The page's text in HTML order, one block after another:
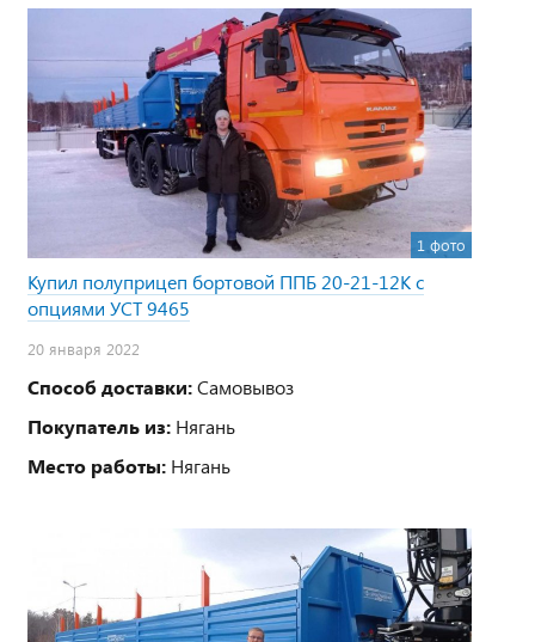
1 фото
Купил полуприцеп бортовой ППБ 20-21-12К с
опциями УСТ 9465
20 января 2022
Способ доставки:Самовывоз
Покупатель из: Нягань
Место работы: Нягань